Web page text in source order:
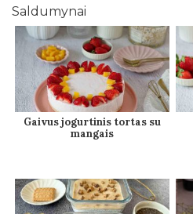
Saldumynai
Gaivus jogurtinis tortas su
mangais